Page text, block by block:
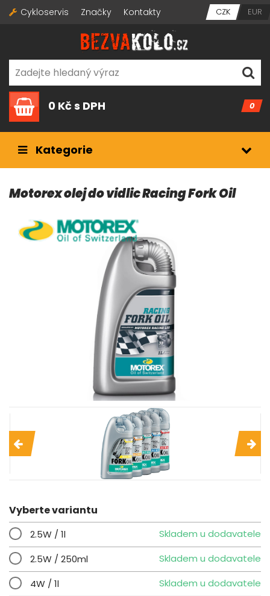
Cykloservis Značky Kontakty CZK EUR
0
0 Kčs DPH
Kategorie
Motorex olej do vidlic Racing Fork Oil
Vyberte variantu
2.5W / 1l
Skladem u dodavatele
2.5W / 250ml
Skladem u dodavatele
4W / 1l
Skladem u dodavatele